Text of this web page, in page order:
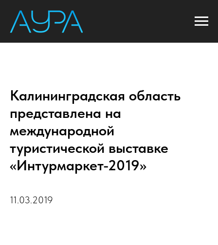
Калининградская область
представлена на
международной
туристической выставке
«Интурмаркет-2019»
11.03.2019